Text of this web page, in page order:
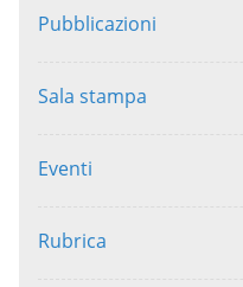
Pubblicazioni
Sala stampa
Eventi
Rubrica